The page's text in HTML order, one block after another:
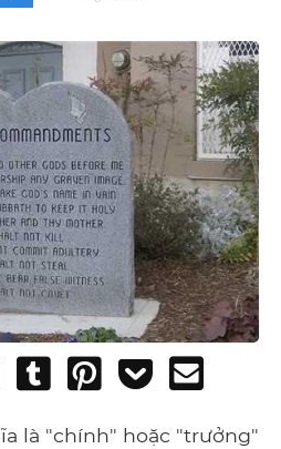
Share
Post
Tumblr
Pin
Add
Pocket
là "chính" hoặc "trưởng"